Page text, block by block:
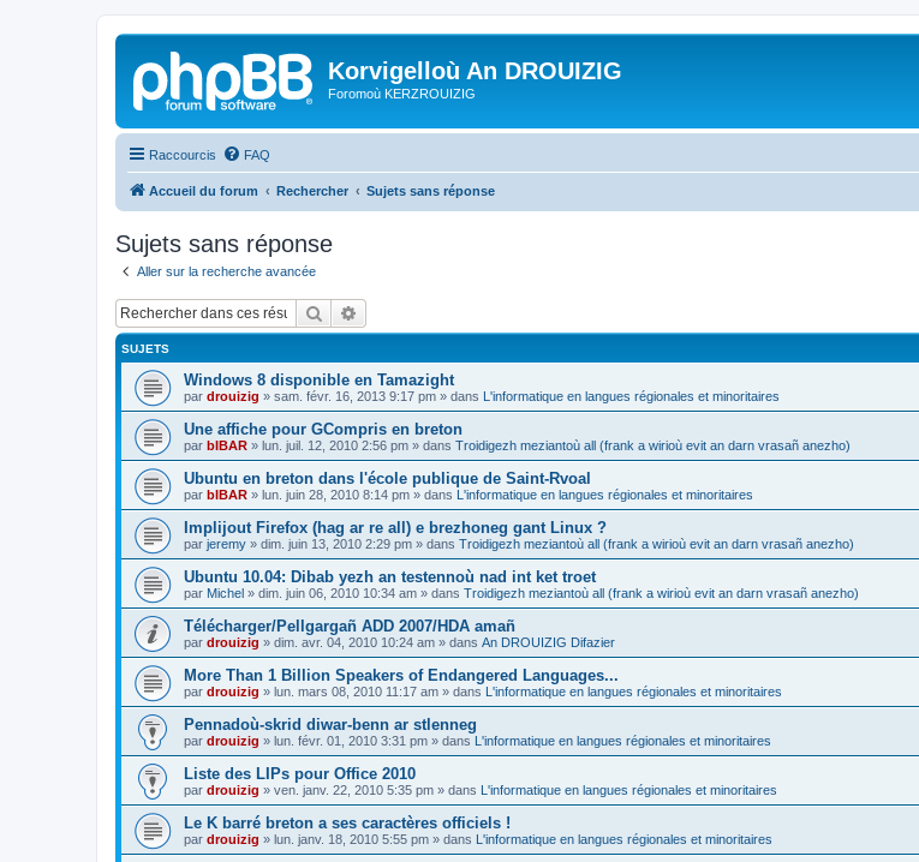
Korvigelloù An DROUIZIG
Foromoù KERZROUIZIG
Raccourcis FAQ
Accueil du forum Rechercher Sujets sans réponse
Sujets sans réponse
Aller sur la recherche avancée
Rechercher
SUJETS
Windows 8 disponible en Tamazight
par drouizig » sam. févr. 16, 2013 9:17 pm » dans L'informatique en langues régionales et minoritaires
Une affiche pour GCompris en breton
par bIBAR » lun. juil. 12, 2010 2:56 pm » dans Troidigezh meziantoù all (frank a wirioù evit an darn vrasañ anezho)
Ubuntu en breton dans l'école publique de Saint-Rvoal
par bIBAR » lun. juin 28, 2010 8:14 pm » dans L'informatique en langues régionales et minoritaires
Implijout Firefox (hag ar re all) e brezhoneg gant Linux ?
par jeremy » dim. juin 13, 2010 2:29 pm » dans Troidigezh meziantoù all (frank a wirioù evit an darn vrasañ anezho)
Ubuntu 10.04: Dibab yezh an testennoù nad int ket troet
par Michel » dim. juin 06, 2010 10:34 am » dans Troidigezh meziantoù all (frank a wirioù evit an darn vrasañ anezho)
Télécharger/Pellgargañ ADD 2007/HDA amañ
par drouizig » dim. avr. 04, 2010 10:24 am » dans An DROUIZIG Difazier
More Than 1 Billion Speakers of Endangered Languages...
par drouizig » lun. mars 08, 2010 11:17 am » dans L'informatique en langues régionales et minoritaires
Pennadoù-skrid diwar-benn ar stlenneg
par drouizig » lun. févr. 01, 2010 3:31 pm » dans L'informatique en langues régionales et minoritaires
Liste des LIPs pour Office 2010
par drouizig » ven. janv. 22, 2010 5:35 pm » dans L'informatique en langues régionales et minoritaires
Le K barré breton a ses caractères officiels !
par drouizig » lun. janv. 18, 2010 5:55 pm » dans L'informatique en langues régionales et minoritaires